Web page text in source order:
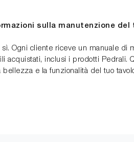
sulla manutenzione del
sì. Ogni cliente riceve un manuale di
acquistati, inclusi i prodotti Pedrali.
bellezza e la funzionalità del tuo